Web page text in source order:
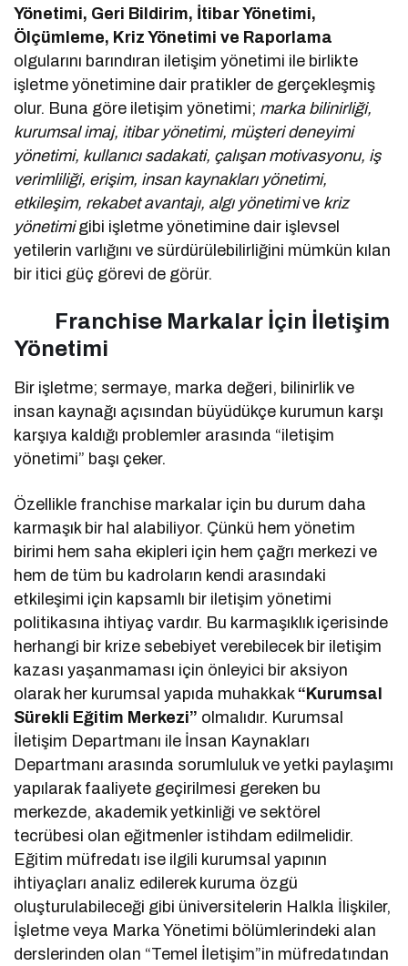
Yönetimi, Geri Bildirim, İtibar Yönetimi,
Ölçümleme, Kriz Yönetimi ve Raporlama
olgularını barındıran iletişim yönetimi ile birlikte
işletme yönetimine dair pratikler de gerçekleşmiş
olur. Buna göre iletişim yönetimi; marka bilinirliği,
kurumsal imaj, itibar yönetimi, müşteri deneyimi
yönetimi, kullanıcı sadakati, çalışan motivasyonu, iş
verimliliği, erişim, insan kaynakları yönetimi,
etkileşim, rekabet avantajı, algı yönetimive kriz
yönetimigibi işletme yönetimine dair işlevsel
yetilerin varlığını ve sürdürülebilirliğini mümkün kılan
bir itici güç görevi de görür.
Franchise Markalar İçin İletişim
Yönetimi
Bir işletme; sermaye, marka değeri, bilinirlik ve
insan kaynağı açısından büyüdükçe kurumun karşı
karşıya kaldığı problemler arasında “iletişim
yönetimi” başı çeker.
Özellikle franchise markalar için bu durum daha
karmaşık bir hal alabiliyor. Çünkü hem yönetim
birimi hem saha ekipleri için hem çağrı merkezi ve
hem de tüm bu kadroların kendi arasındaki
etkileşimi için kapsamlı bir iletişim yönetimi
politikasına ihtiyaç vardır. Bu karmaşıklık içerisinde
herhangi bir krize sebebiyet verebilecek bir iletişim
kazası yaşanmaması için önleyici bir aksiyon
olarak her kurumsal yapıda muhakkak “Kurumsal
Sürekli Eğitim Merkezi” olmalıdır. Kurumsal
İletişim Departmanı ile İnsan Kaynakları
Departmanı arasında sorumluluk ve yetki paylaşımı
yapılarak faaliyete geçirilmesi gereken bu
merkezde, akademik yetkinliği ve sektörel
tecrübesi olan eğitmenler istihdam edilmelidir.
Eğitim müfredatı ise ilgili kurumsal yapının
ihtiyaçları analiz edilerek kuruma özgü
oluşturulabileceği gibi üniversitelerin Halkla İlişkiler,
İşletme veya Marka Yönetimi bölümlerindeki alan
derslerinden olan “Temel İletişim”in müfredatından